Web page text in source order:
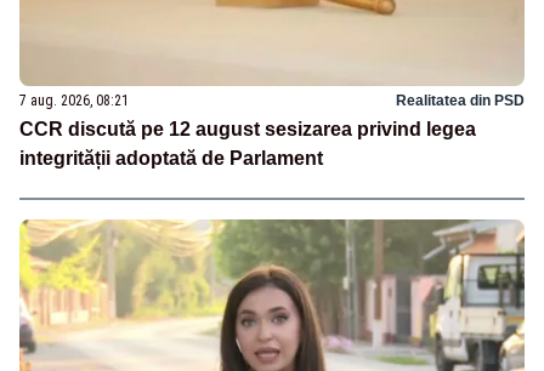
7 aug. 2026, 08:21 Realitatea din PSD
CCR discută pe 12 august sesizarea privind legea
integrității adoptată de Parlament